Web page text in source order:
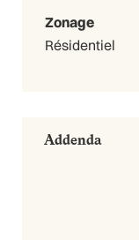
Zonage
Résidentiel
Addenda